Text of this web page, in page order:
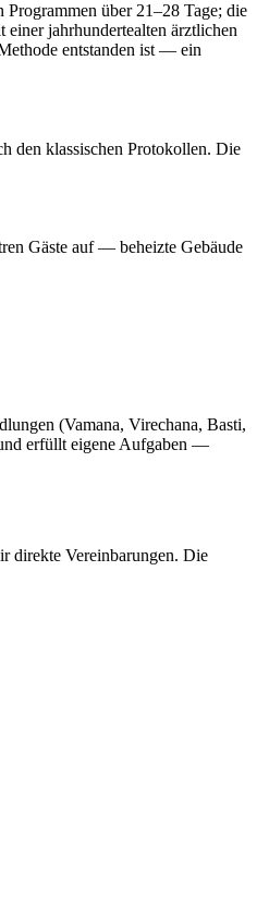
über 21–28 Tage; die
einer jahrhundertealten ärztlichen
entstanden ist — ein
den klassischen Protokollen. Die
Gäste auf — beheizte Gebäude
(Vamana, Virechana, Basti,
erfüllt eigene Aufgaben —
direkte Vereinbarungen. Die